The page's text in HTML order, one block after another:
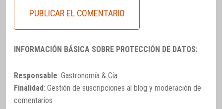
INFORMACIÓN BÁSICA SOBRE PROTECCIÓN DE DATOS:
Responsable: Gastronomía & Cía
Finalidad: Gestión de suscripciones al blog y moderación de
comentarios